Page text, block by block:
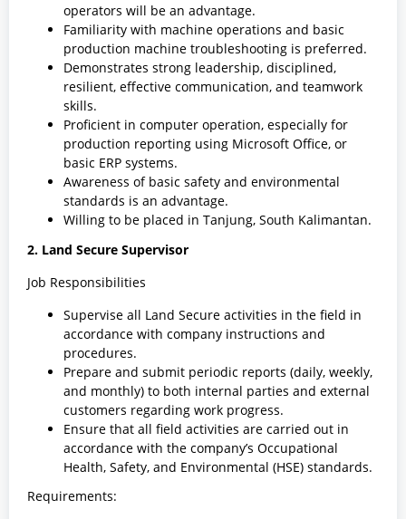
operators will be an advantage.
Familiarity with machine operations and basic
production machine troubleshooting is preferred.
Demonstrates strong leadership, disciplined,
resilient, effective communication, and teamwork
skills.
Proficient in computer operation, especially for
production reporting using Microsoft Office, or
basic ERP systems.
Awareness of basic safety and environmental
standards is an advantage.
Willing to be placed in Tanjung, South Kalimantan.
2. Land Secure Supervisor
Job Responsibilities
Supervise all Land Secure activities in the field in
accordance with company instructions and
procedures.
Prepare and submit periodic reports (daily, weekly,
and monthly) to both internal parties and external
customers regarding work progress.
Ensure that all field activities are carried out in
accordance with the company’s Occupational
Health, Safety, and Environmental (HSE) standards.
Requirements: